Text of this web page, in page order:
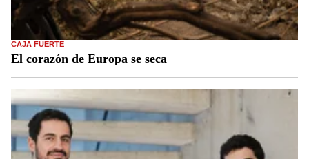
CAJA FUERTE
El corazón de Europa se seca